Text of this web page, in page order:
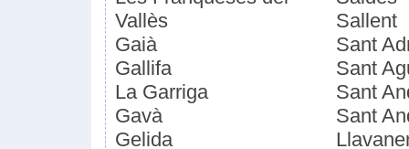
Vallès
Gaià
Gallifa
La Garriga
Gavà
Gelida
Sallent
Sant
Sant
Sant
Sant